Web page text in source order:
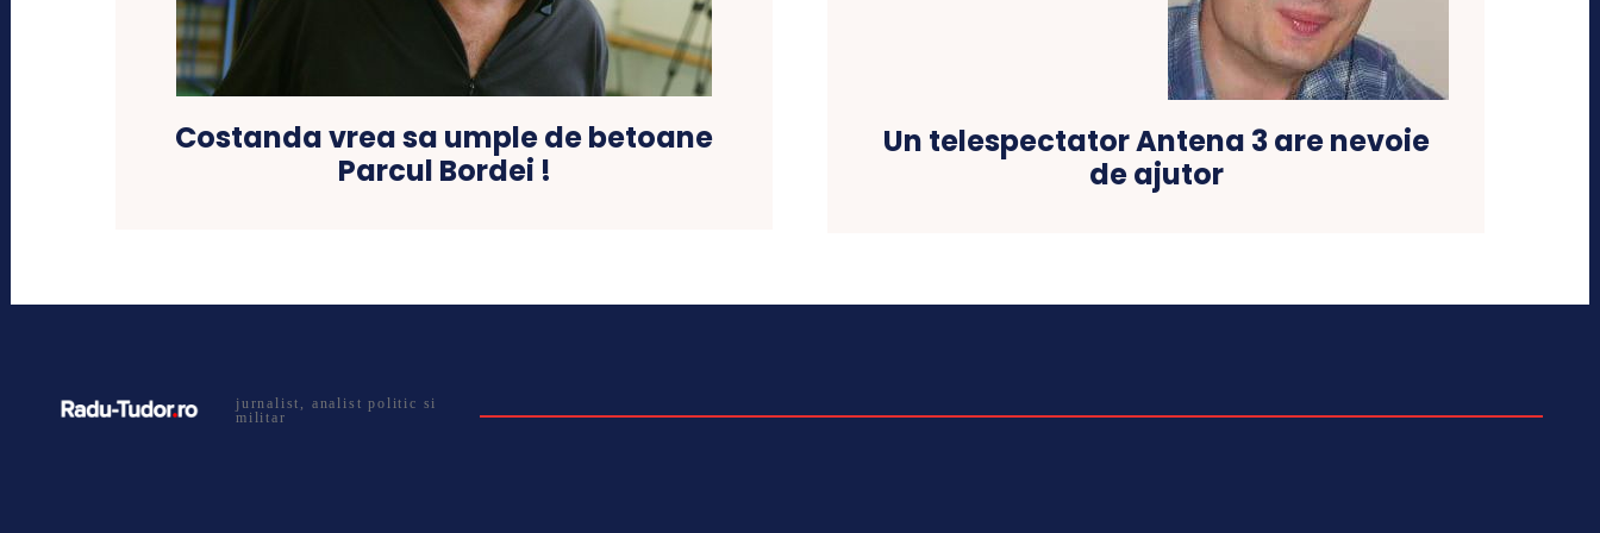
Costanda vrea sa umple de betoane
Parcul Bordei !
Un telespectator Antena 3 are nevoie
de ajutor
jurnalist, analist politic si
militar